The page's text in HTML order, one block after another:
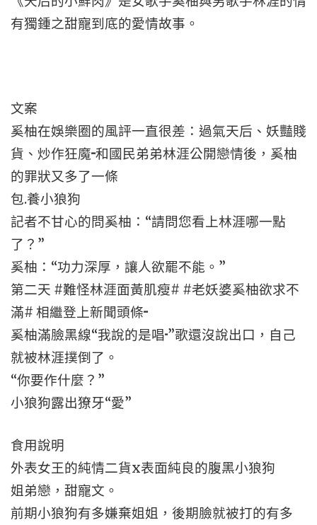
有獨鍾之甜寵到底的愛情故事。
文案
奚柚在娛樂圈的風評一直很差：過氣天后、妖豔賤
貨、炒作狂魔···和國民弟弟林涯公開戀情後，奚柚
的罪狀又多了一條
包.養小狼狗
記者不甘心的問奚柚：“請問您看上林涯哪一點
了？”
奚柚：“功力深厚，讓人欲罷不能。”
第二天 #難怪林涯面黃肌瘦# #老妖婆奚柚欲求不
滿# 相繼登上新聞頭條···
奚柚滿臉黑線“我說的是唱··”歌還沒說出口，自己
就被林涯撲倒了。
“你要作什麼？”
小狼狗露出獠牙“愛”
食用說明
外表女王的純情二貨x表面純良的腹黑小狼狗
姐弟戀，甜寵文。
前期小狼狗有多嫌棄姐姐，後期臉就被打的有多